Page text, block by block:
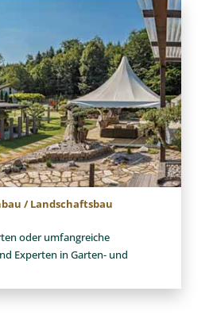
/ Landschaftsbau
oder umfangreiche
Experten in Garten- und